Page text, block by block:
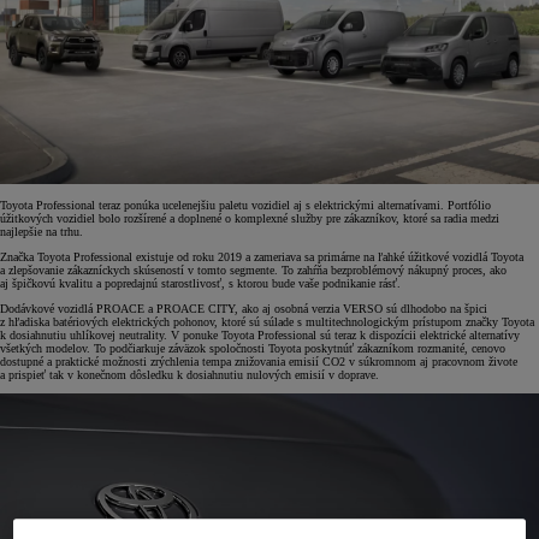
Toyota Professional teraz ponúka ucelenejšiu paletu vozidiel aj s elektrickými alternatívami. Portfólio
úžitkových vozidiel bolo rozšírené a doplnené o komplexné služby pre zákazníkov, ktoré sa radia medzi
najlepšie na trhu.
Značka Toyota Professional existuje od roku 2019 a zameriava sa primárne na ľahké úžitkové vozidlá Toyota
a zlepšovanie zákazníckych skúseností v tomto segmente. To zahŕňa bezproblémový nákupný proces, ako
aj špičkovú kvalitu a popredajnú starostlivosť, s ktorou bude vaše podnikanie rásť.
Dodávkové vozidlá PROACE a PROACE CITY, ako aj osobná verzia VERSO sú dlhodobo na špici
z hľadiska batériových elektrických pohonov, ktoré sú súlade s multitechnologickým prístupom značky Toyota
k dosiahnutiu uhlíkovej neutrality. V ponuke Toyota Professional sú teraz k dispozícii elektrické alternatívy
všetkých modelov. To podčiarkuje záväzok spoločnosti Toyota poskytnúť zákazníkom rozmanité, cenovo
dostupné a praktické možnosti zrýchlenia tempa znižovania emisií CO2 v súkromnom aj pracovnom živote
a prispieť tak v konečnom dôsledku k dosiahnutiu nulových emisií v doprave.